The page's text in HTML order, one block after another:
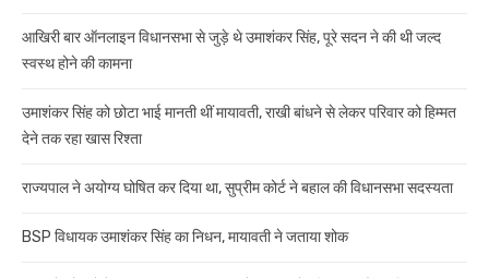
आखिरी बार ऑनलाइन विधानसभा से जुड़े थे उमाशंकर सिंह, पूरे सदन ने की थी जल्द
स्वस्थ होने की कामना
उमाशंकर सिंह को छोटा भाई मानती थीं मायावती, राखी बांधने से लेकर परिवार को हिम्मत
देने तक रहा खास रिश्ता
राज्यपाल ने अयोग्य घोषित कर दिया था, सुप्रीम कोर्ट ने बहाल की विधानसभा सदस्यता
BSP विधायक उमाशंकर सिंह का निधन, मायावती ने जताया शोक